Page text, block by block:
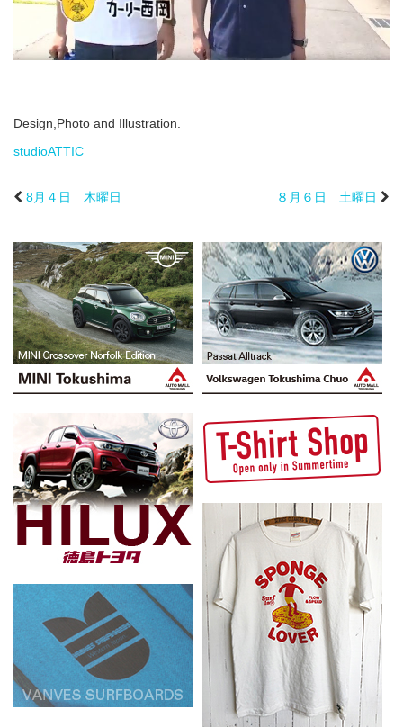
Design,Photo and Illustration.
studioATTIC
8月４日 木曜日 ８月６日 土曜日